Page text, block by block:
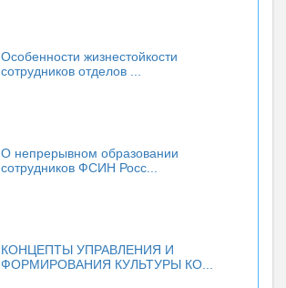
Особенности жизнестойкости
сотрудников отделов ...
О непрерывном образовании
сотрудников ФСИН Росс...
КОНЦЕПТЫ УПРАВЛЕНИЯ И
ФОРМИРОВАНИЯ КУЛЬТУРЫ КО...